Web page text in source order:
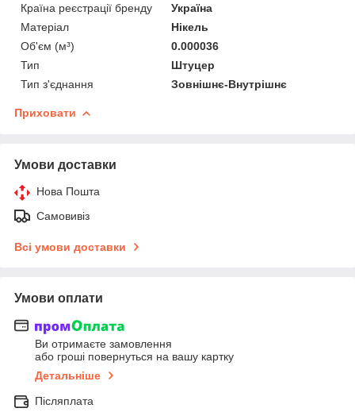
Країна реєстрації бренду
Україна
Матеріал
Нікель
Об'єм (м³)
0.000036
Тип
Штуцер
Тип з'єднання
Зовнішнє-Внутрішнє
Приховати
Умови доставки
Нова Пошта
Самовивіз
Всі умови доставки
Умови оплати
Ви отримаєте замовлення
або гроші повернуться на вашу картку
Детальніше
Післяплата